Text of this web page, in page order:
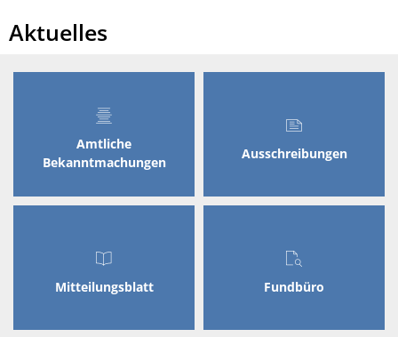
Aktuelles
Aktuelles
Amtliche
Bekanntmachungen
Ausschreibungen
Mitteilungsblatt Fundbüro